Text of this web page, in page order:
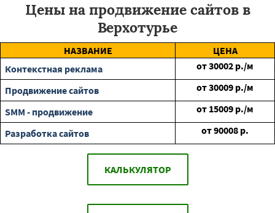
Цены на продвижение сайтов в
Верхотурье
НАЗВАНИЕ
ЦЕНА
Контекстная реклама
от30002 р./м
Продвижение сайтов
от30009 р./м
SMM - продвижение
от 15009 р./м
Разработка сайтов
от90008 р.
КАЛЬКУЛЯТОР